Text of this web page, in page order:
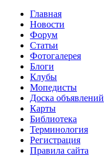
Главная
Новости
Форум
Статьи
Фотогалерея
Блоги
Клубы
Мопедисты
Доска объявлений
Карты
Библиотека
Терминология
Регистрация
Правила сайта